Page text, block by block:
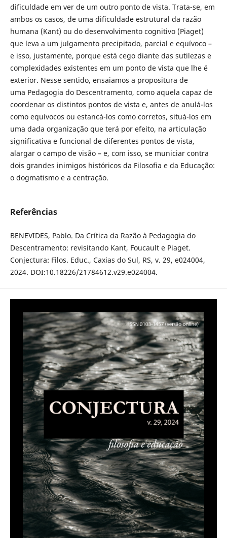
dificuldade em ver de um outro ponto de vista. Trata-se, em
ambos os casos, de uma dificuldade estrutural da razão
humana (Kant) ou do desenvolvimento cognitivo (Piaget)
que leva a um julgamento precipitado, parcial e equívoco –
e isso, justamente, porque está cego diante das sutilezas e
complexidades existentes em um ponto de vista que lhe é
exterior. Nesse sentido, ensaiamos a propositura de
uma Pedagogia do Descentramento, como aquela capaz de
coordenar os distintos pontos de vista e, antes de anulá-los
como equívocos ou estancá-los como corretos, situá-los em
uma dada organização que terá por efeito, na articulação
significativa e funcional de diferentes pontos de vista,
alargar o campo de visão – e, com isso, se municiar contra
dois grandes inimigos históricos da Filosofia e da Educação:
o dogmatismo e a centração.
Referências
BENEVIDES, Pablo. Da Crítica da Razão à Pedagogia do
Descentramento: revisitando Kant, Foucault e Piaget.
Conjectura: Filos. Educ., Caxias do Sul, RS, v. 29, e024004,
2024. DOI:10.18226/21784612.v29.e024004.